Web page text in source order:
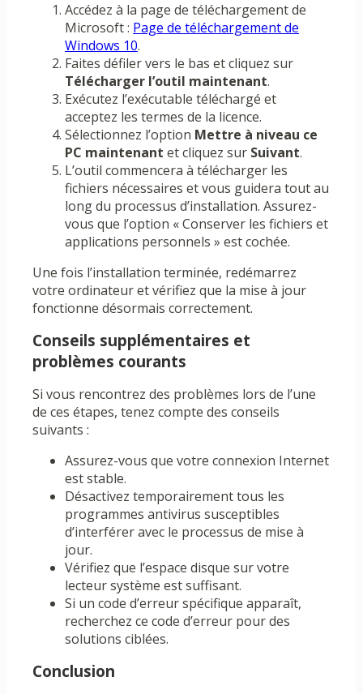
Accédez à la page de téléchargement de
Microsoft : Page de téléchargement de
Windows 10.
Faites défiler vers le bas et cliquez sur
Télécharger l’outil maintenant.
Exécutez l’exécutable téléchargé et
acceptez les termes de la licence.
Sélectionnez l’option Mettre à niveau ce
PC maintenant et cliquez sur Suivant.
L’outil commencera à télécharger les
fichiers nécessaires et vous guidera tout au
long du processus d’installation. Assurez-
vous que l’option « Conserver les fichiers et
applications personnels » est cochée.
Une fois l’installation terminée, redémarrez
votre ordinateur et vérifiez que la mise à jour
fonctionne désormais correctement.
Conseils supplémentaires et
problèmes courants
Si vous rencontrez des problèmes lors de l’une
de ces étapes, tenez compte des conseils
suivants :
Assurez-vous que votre connexion Internet
est stable.
Désactivez temporairement tous les
programmes antivirus susceptibles
d’interférer avec le processus de mise à
jour.
Vérifiez que l’espace disque sur votre
lecteur système est suffisant.
Si un code d’erreur spécifique apparaît,
recherchez ce code d’erreur pour des
solutions ciblées.
Conclusion